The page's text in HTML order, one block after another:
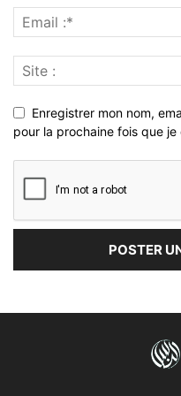
Enregistrer mon nom,
pour la prochaine fois que je